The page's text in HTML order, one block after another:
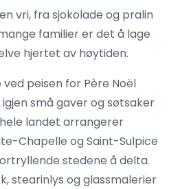
vri, fra sjokolade og pralin
familier er det å lage
hjertet av høytiden.
peisen for Père Noël
små gaver og søtsaker
landet arrangerer
Chapelle og Saint-Sulpice
stedene å delta.
stearinlys og glassmalerier